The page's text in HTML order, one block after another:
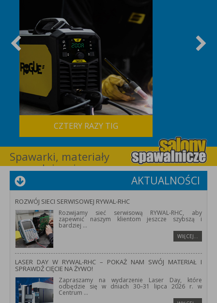
CZTERY RAZY TIG
Spawarki, materiały
spawalnicze i
wyposażenie dla
spawalnictwa –
RYWAL-RHC
AKTUALNOŚCI
ROZWÓJ SIECI SERWISOWEJ RYWAL-RHC
Rozwijamy sieć serwisową RYWAL-RHC, aby
zapewnić naszym klientom jeszcze szybszą i
bardziej ...
WIĘCEJ…
LASER DAY W RYWAL-RHC – POKAŻ NAM SWÓJ MATERIAŁ I
SPRAWDŹ CIĘCIE NA ŻYWO!
Zapraszamy na wydarzenie Laser Day, które
odbędzie się w dniach 30–31 lipca 2026 r. w
Centrum ...